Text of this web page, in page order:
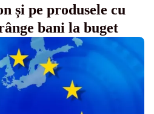
și pe produsele cu
bani la buget